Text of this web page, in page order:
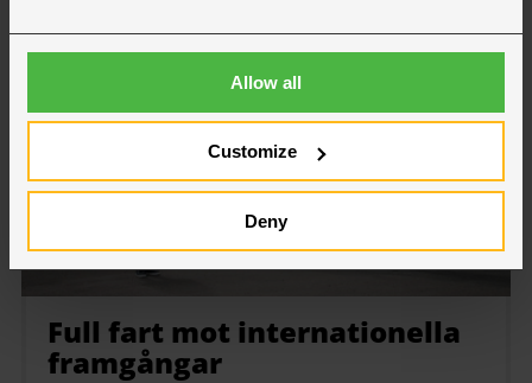
Allow all
Customize
Deny
Full fart mot internationella
framgångar